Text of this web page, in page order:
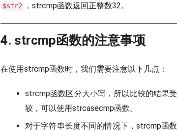
$str2 ，strcmp函数返回正整数32。
4. strcmp函数的注意事项
在使用strcmp函数时，我们需要注意以下几点：
strcmp函数区分大小写，所以比较的结果
较，可以使用strcasecmp函数。
对于字符串长度不同的情况下，strcmp函